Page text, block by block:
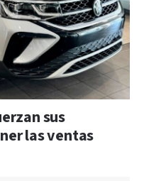
sus
las ventas